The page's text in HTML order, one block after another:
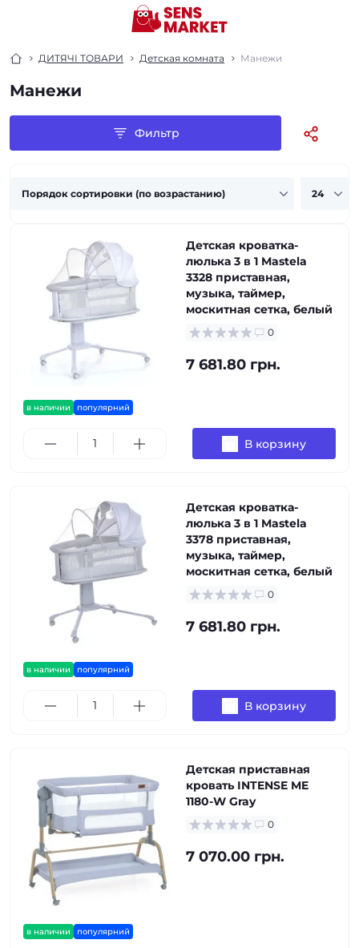
ДИТЯЧІ ТОВАРИ Детская комната Манежи
Манежи
Фильтр
в наличии популярний
Детская кроватка-
люлька 3 в 1 Mastela
3328 приставная,
музыка, таймер,
москитная сетка, белый
0
7 681.80 грн.
В корзину
в наличии популярний
Детская кроватка-
люлька 3 в 1 Mastela
3378 приставная,
музыка, таймер,
москитная сетка, белый
0
7 681.80 грн.
В корзину
в наличии популярний
Детская приставная
кровать INTENSE ME
1180-W Gray
0
7 070.00 грн.